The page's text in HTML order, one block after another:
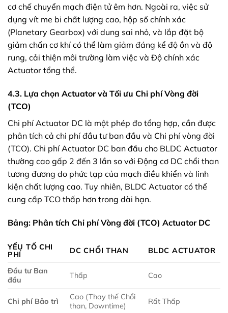
cơ chế chuyển mạch điện tử êm hơn. Ngoài ra, việc sử
dụng vít me bi chất lượng cao, hộp số chính xác
(Planetary Gearbox) với dung sai nhỏ, và lắp đặt bộ
giảm chấn cơ khí có thể làm giảm đáng kể độ ồn và độ
rung, cải thiện môi trường làm việc và Độ chính xác
Actuator tổng thể.
4.3. Lựa chọn Actuator và Tối ưu Chi phí Vòng đời
(TCO)
Chi phí Actuator DC là một phép đo tổng hợp, cần được
phân tích cả chi phí đầu tư ban đầu và Chi phí vòng đời
(TCO). Chi phí Actuator DC ban đầu cho BLDC Actuator
thường cao gấp 2 đến 3 lần so với Động cơ DC chổi than
tương đương do phức tạp của mạch điều khiển và linh
kiện chất lượng cao. Tuy nhiên, BLDC Actuator có thể
cung cấp TCO thấp hơn trong dài hạn.
Bảng: Phân tích Chi phí Vòng đời (TCO) Actuator DC
YẾU TỐ CHI
PHÍ
DC CHỔI THAN BLDC ACTUATOR
Đầu tư Ban
đầu
Thấp Cao
Chi phí Bảo trì
Cao (Thay thế Chổi
than, Downtime)
Rất Thấp